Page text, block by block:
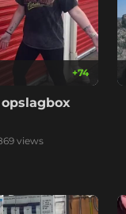
+74
views